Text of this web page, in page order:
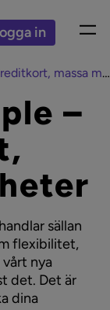
in
massa möjligheter
–
sällan
flexibilitet,
nya
det. Det är
dina